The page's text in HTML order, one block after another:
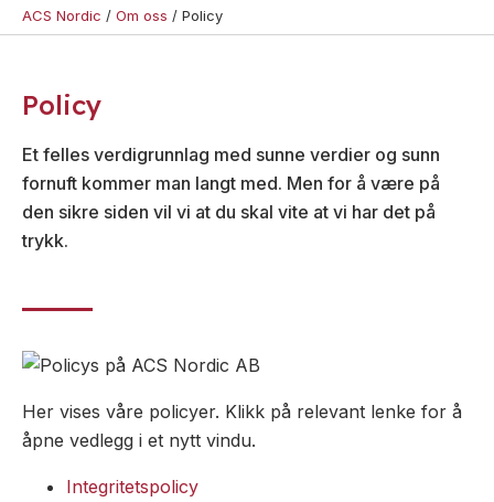
alle
kategorier
alle
produkter
Brann
Blinklys
Kombinerte
Trådløst
Alarmklokker
klassifisert
ACS Nordic / Om oss / Policy
Policy
Et felles verdigrunnlag med sunne verdier og sunn
fornuft kommer man langt med. Men for å være på
den sikre siden vil vi at du skal vite at vi har det på
trykk.
Her vises våre policyer. Klikk på relevant lenke for å
åpne vedlegg i et nytt vindu.
Integritetspolicy